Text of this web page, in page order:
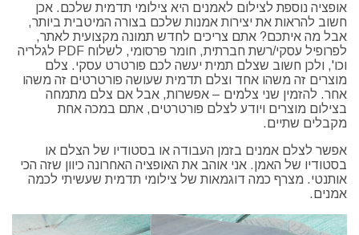
אופציה נוספת לצילום לאמנים היא צילומי תדמית שלכם. אכן
חשוב להראות את יצירות אמנות שלכם בצורה המיטבית ביותר,
אבל מה איתכם? אתם צריכים לחדש תמונה מקצועית לאתר,
לפרופיל עסקי/רשת חברתית, חומר פרסומי, לשלוח PDF לגלריה
וכו', ולכן חשוב שצלם תמית יעשה לכם פורטרט עסקי. צלם
מוצרים זה משהו אחד וצלם תדמית שעושה פורטרטים זה משהו
אחר. להזמין שני צלמים – אפשרות, אבל אם צלם מתמחה
בצילום מוצרים ויודע לצלם פורטרטים, אתם במכה אחת
מקבלים שתיים.
אפשר לצלם אמנים בזמן העבודה או בסטודיו של הצלם או
בסטודיו של האמן. אני אוהב את האופציה האחרונה כיוון שזה הכי
אותנטי. מצרף כמה דוגמאות של צילומי תדמית שעשיתי לכמה
אמנים.